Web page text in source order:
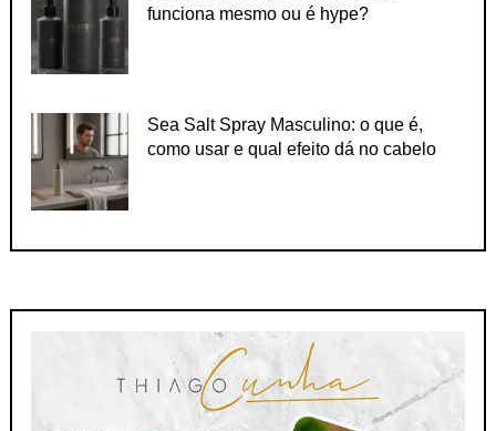
funciona mesmo ou é hype?
Sea Salt Spray Masculino: o que é,
como usar e qual efeito dá no cabelo